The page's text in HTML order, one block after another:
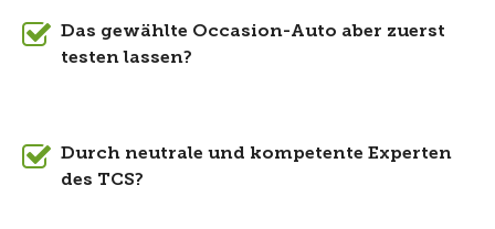
Das gewählte Occasion-Auto aber zuerst
testen lassen?
Durch neutrale und kompetente Experten
des TCS?